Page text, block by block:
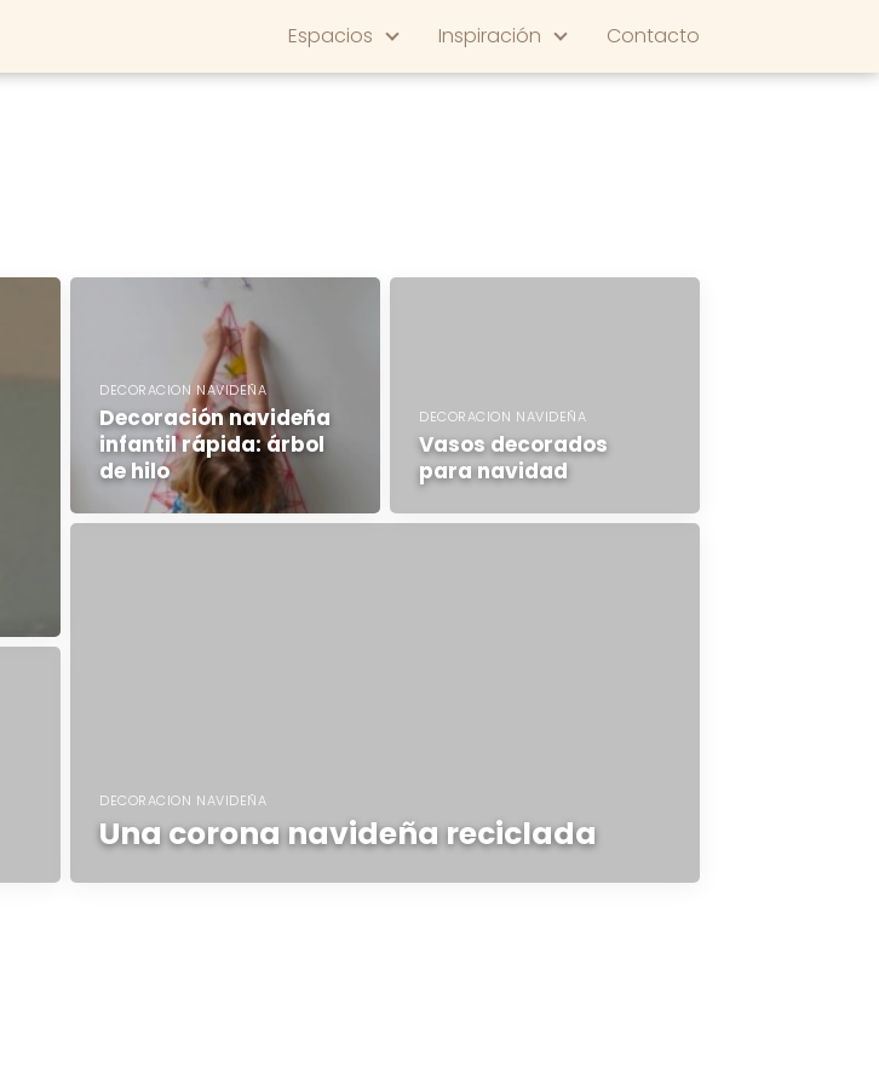
Espacios Inspiración Contacto
DECORACION NAVIDEÑA
Decoración navideña
infantil rápida: árbol
de hilo
DECORACION NAVIDEÑA
Vasos decorados
para navidad
DECORACION NAVIDEÑA
Una corona navideña reciclada